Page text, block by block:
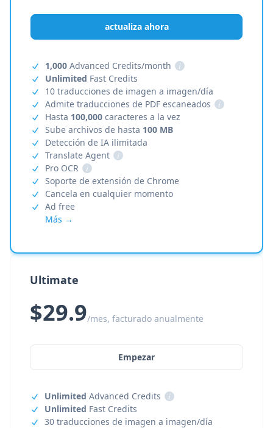
actualiza ahora
1,000 Advanced Credits/month
i
Unlimited Fast Credits
10 traducciones de imagen a imagen/día
Admite traducciones de PDF escaneados
i
Hasta 100,000 caracteres a la vez
Sube archivos de hasta 100 MB
Detección de IA ilimitada
Translate Agent
i
Pro OCR
i
Soporte de extensión de Chrome
Cancela en cualquier momento
Ad free
Más →
Ultimate
$29.9/mes, facturado anualmente
Empezar
Unlimited Advanced Credits
i
Unlimited Fast Credits
30 traducciones de imagen a imagen/día